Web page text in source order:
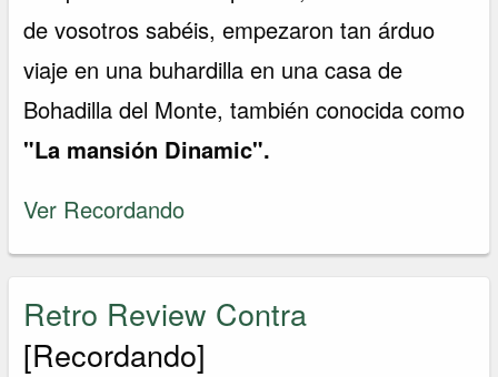
de vosotros sabéis, empezaron tan árduo
viaje en una buhardilla en una casa de
Bohadilla del Monte, también conocida como
"La mansión Dinamic".
Ver Recordando
Retro Review Contra
[Recordando]